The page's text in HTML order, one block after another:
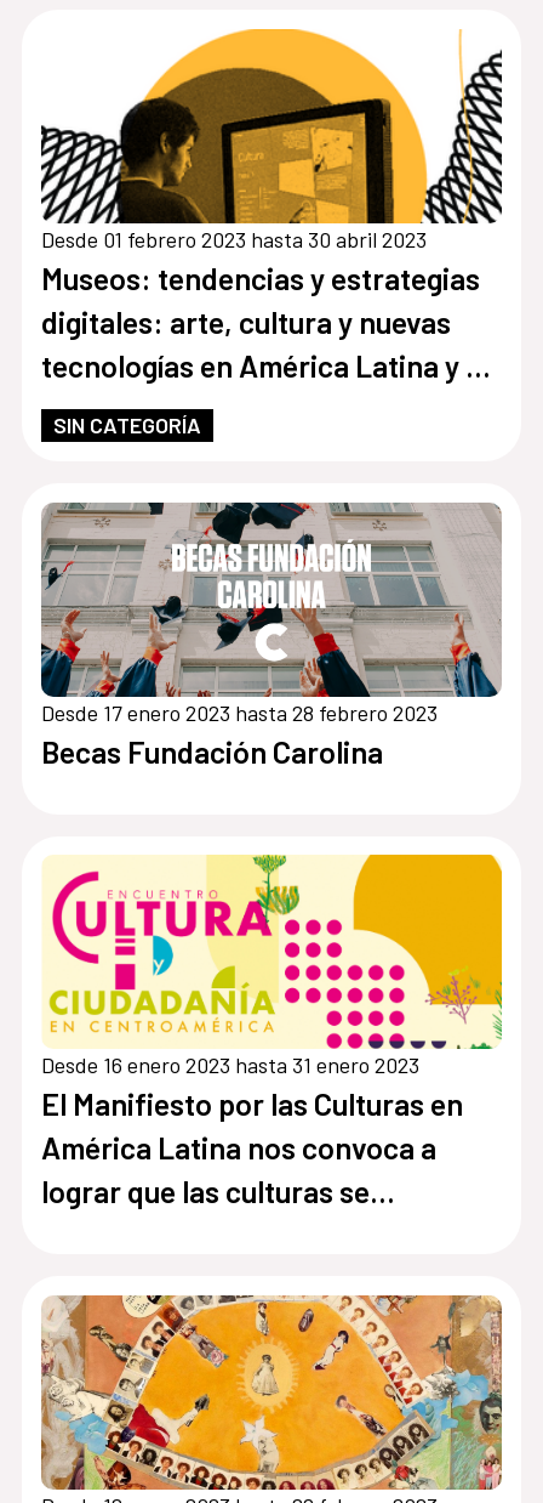
Desde 01 febrero 2023 hasta 30 abril 2023
Museos: tendencias y estrategias
digitales: arte, cultura y nuevas
tecnologías en América Latina y el
Caribe.
SIN CATEGORÍA
Desde 17 enero 2023 hasta 28 febrero 2023
Becas Fundación Carolina
Desde 16 enero 2023 hasta 31 enero 2023
El Manifiesto por las Culturas en
América Latina nos convoca a
lograr que las culturas se